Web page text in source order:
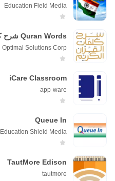
Education Field Media
Quran Words شرح كلمات القرآن
Optimal Solutions Corp
iCare Classroom
app-ware
Queue In
Education Shield Media
TautMore Edison
tautmore